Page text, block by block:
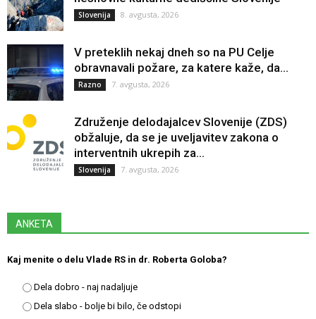
Slovenija 8. avgusta, 2026
V preteklih nekaj dneh so na PU Celje
obravnavali požare, za katere kaže, da...
Razno 7. avgusta, 2026
Združenje delodajalcev Slovenije (ZDS)
obžaluje, da se je uveljavitev zakona o
interventnih ukrepih za...
Slovenija 7. avgusta, 2026
ANKETA
Kaj menite o delu Vlade RS in dr. Roberta Goloba?
Dela dobro - naj nadaljuje
Dela slabo - bolje bi bilo, če odstopi